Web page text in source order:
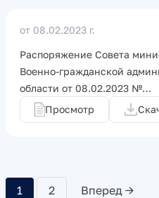
от 08.02.2023 г.
Распоряжение Совета
Военно-гражданской
области от 08.02.2023 №…
Просмотр
1 2 Вперед →